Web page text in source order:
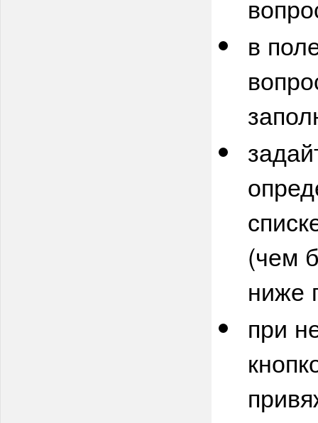
в
(чем
ниже
при